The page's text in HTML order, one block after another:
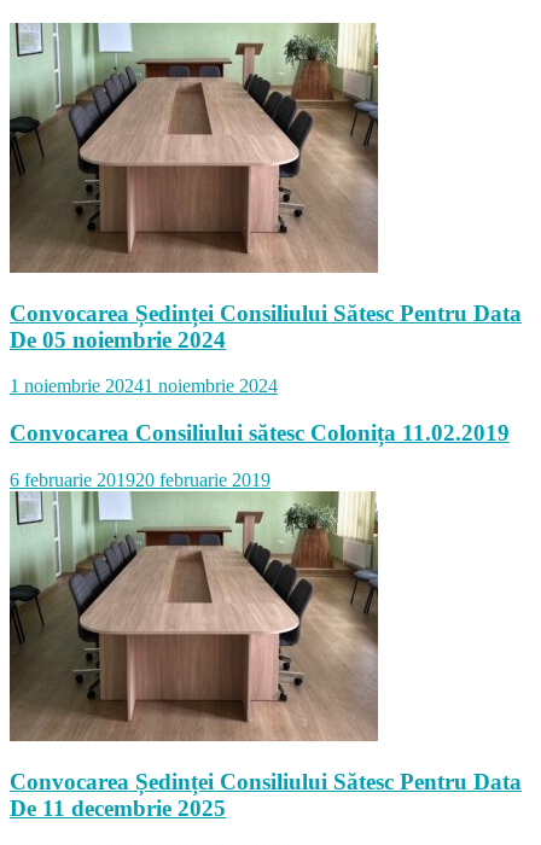
Convocarea Ședinței Consiliului Sătesc Pentru Data
De 05 noiembrie 2024
1 noiembrie 20241 noiembrie 2024
Convocarea Consiliului sătesc Colonița 11.02.2019
6 februarie 201920 februarie 2019
Convocarea Ședinței Consiliului Sătesc Pentru Data
De 11 decembrie 2025